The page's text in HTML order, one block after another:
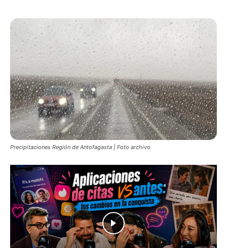
Precipitaciones Región de Antofagasta | Foto archivo